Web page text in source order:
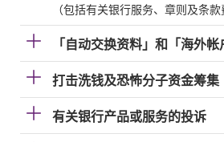
（包括有关银行服务、章则及条款
「自动交换资料」和「海外帐
打击洗钱及恐怖分子资金筹集
有关银行产品或服务的投诉